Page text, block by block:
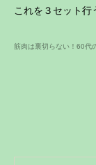
これを３セット行
筋肉は裏切らない！60代